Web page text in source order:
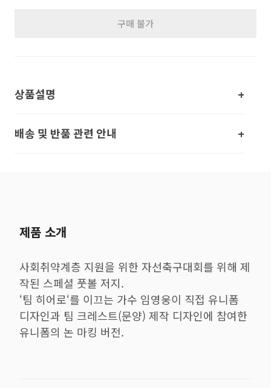
구매 불가
상품설명
배송 및 반품 관련 안내
제품 소개
사회취약계층 지원을 위한 자선축구대회를 위해 제
작된 스페셜 풋볼 저지.
‘팀 히어로‘를 이끄는 가수 임영웅이 직접 유니폼
디자인과 팀 크레스트(문양) 제작 디자인에 참여한
유니폼의 논 마킹 버전.